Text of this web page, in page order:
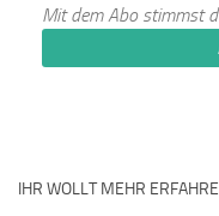
Mit dem Abo stimmst
IHR WOLLT MEHR